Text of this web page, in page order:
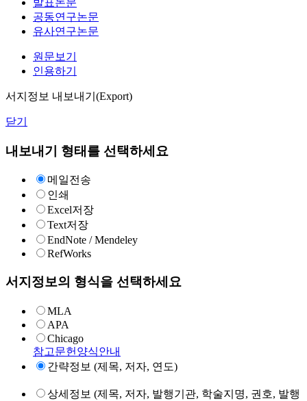
발표논문
공동연구논문
유사연구논문
원문보기
인용하기
서지정보 내보내기(Export)
닫기
내보내기 형태를 선택하세요
메일전송
인쇄
Excel저장
Text저장
EndNote / Mendeley
RefWorks
서지정보의 형식을 선택하세요
MLA
APA
Chicago
참고문헌양식안내
간략정보 (제목, 저자, 연도)
상세정보 (제목, 저자, 발행기관, 학술지명, 권호, 발행